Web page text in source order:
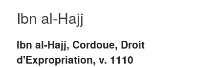
Ibn al-Hajj
Ibn al-Hajj, Cordoue, Droit
d'Expropriation, v. 1110